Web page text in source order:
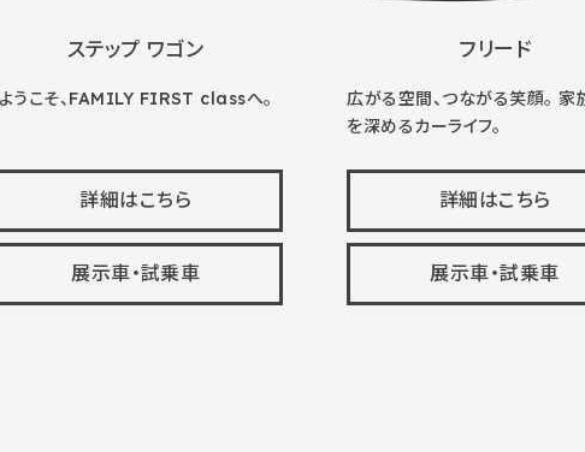
ステップ ワゴン
ようこそ、FAMILY FIRST classへ。
詳細はこちら
展示車・試乗車
フリード
広がる空間、つながる笑顔。 家
を深めるカーライフ。
詳細はこちら
展示車・試乗車